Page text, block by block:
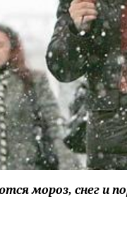
мороз, снег и